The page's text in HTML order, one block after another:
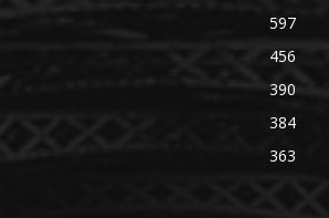
597
456
390
384
363